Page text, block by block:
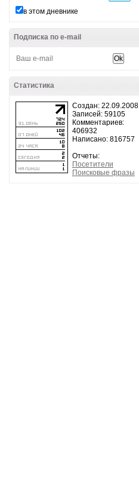
в этом дневнике
Подписка по e-mail
Статистика
Создан: 22.09.2008
Записей: 59105
Комментариев:
406932
Написано: 816757
Отчеты:
Посетители
Поисковые фразы